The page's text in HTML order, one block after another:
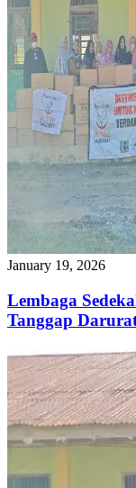
January 19, 2026
Lembaga
Tanggap